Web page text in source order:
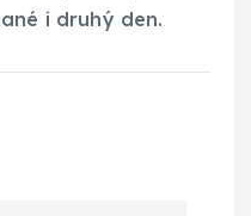
i druhý den.